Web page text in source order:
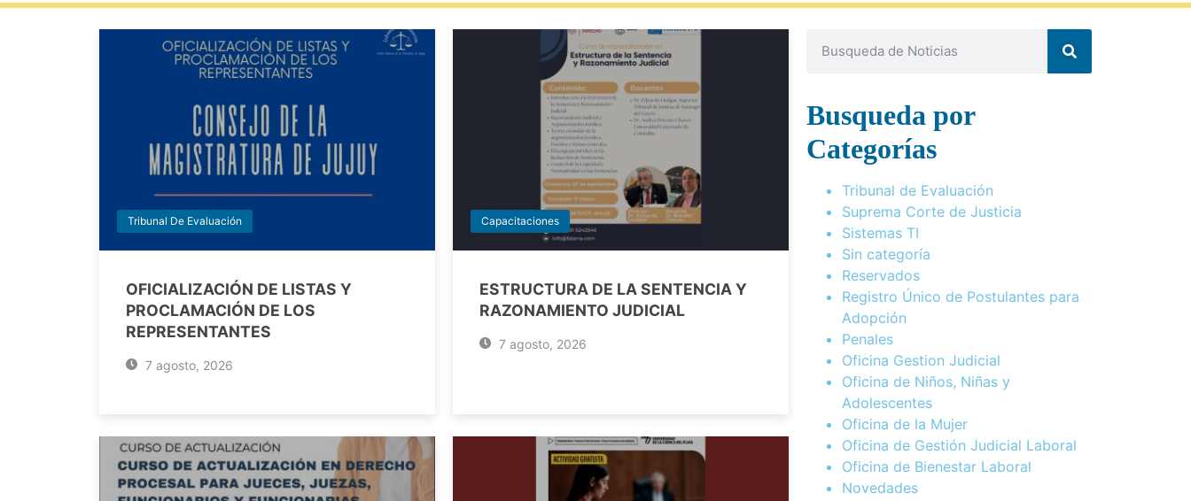
Tribunal De Evaluación
OFICIALIZACIÓN DE LISTAS Y
PROCLAMACIÓN DE LOS
REPRESENTANTES
7 agosto, 2026
Capacitaciones
ESTRUCTURA DE LA SENTENCIA Y
RAZONAMIENTO JUDICIAL
7 agosto, 2026
Busqueda por
Categorías
Tribunal de Evaluación
Suprema Corte de Justicia
Sistemas TI
Sin categoría
Reservados
Registro Único de Postulantes para
Adopción
Penales
Oficina Gestion Judicial
Oficina de Niños, Niñas y
Adolescentes
Oficina de la Mujer
Oficina de Gestión Judicial Laboral
Oficina de Bienestar Laboral
Novedades